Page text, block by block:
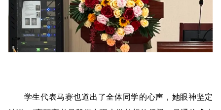
学生代表马赛也道出了全体同学的心声，她眼神坚定